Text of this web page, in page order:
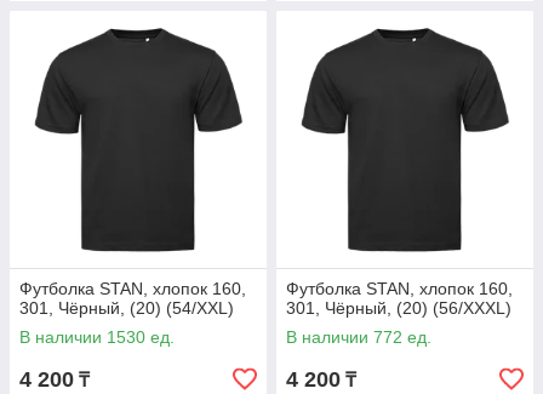
Футболка STAN, хлопок 160,
301, Чёрный, (20) (54/XXL)
В наличии 1530 ед.
4 200 ₸
Футболка STAN, хлопок 160,
301, Чёрный, (20) (56/XXXL)
В наличии 772 ед.
4 200 ₸